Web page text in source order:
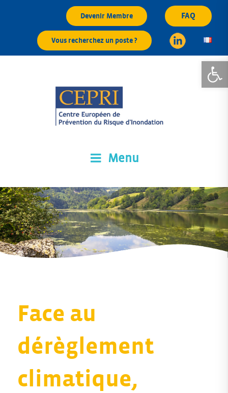
Ouvrir
Devenir Membre FAQ
Vous recherchez un poste ?
Menu
Face au
dérèglement
climatique,